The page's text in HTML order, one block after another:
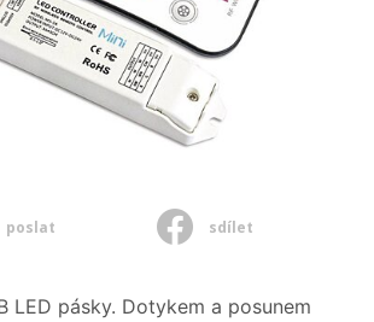
poslat sdílet
LED pásky. Dotykem a posunem